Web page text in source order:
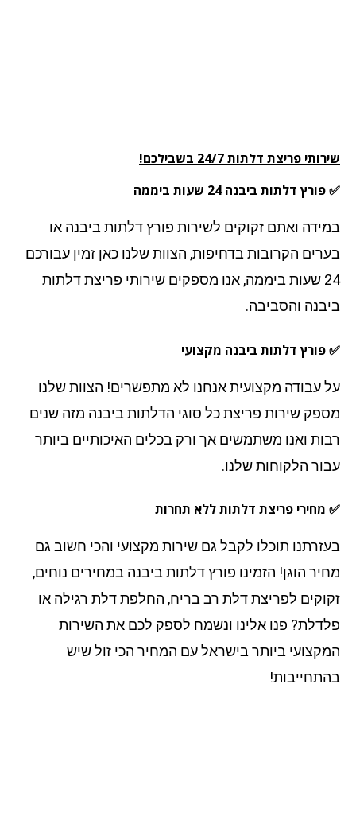
פריצת דלתות 24/7 בשבילכם!
דלתות ביבנה 24 שעות ביממה
ואתם זקוקים לשירות פורץ דלתות ביבנה או
הקרובות בדחיפות, הצוות שלנו כאן זמין עבורכם
24 שעות ביממה, אנו מספקים שירותי פריצת דלתות
והסביבה.
פורץ דלתות ביבנה מקצועי
עבודה מקצועית אנחנו לא מתפשרים! הצוות שלנו
שירות פריצת כל סוגי הדלתות ביבנה מזה שנים
ואנו משתמשים אך ורק בכלים האיכותיים ביותר
הלקוחות שלנו.
מחירי פריצת דלתות ללא תחרות
תוכלו לקבל גם שירות מקצועי והכי חשוב גם
הוגן! הזמינו פורץ דלתות ביבנה במחירים נוחים,
לפריצת דלת רב בריח, החלפת דלת רגילה או
פנו אלינו ונשמח לספק לכם את השירות
ביותר בישראל עם המחיר הכי זול שיש